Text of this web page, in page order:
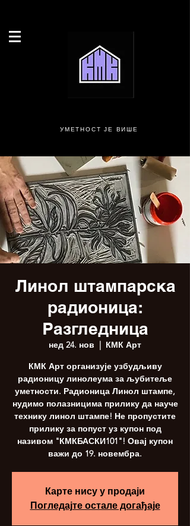
УМЕТНОСТ ЈЕ ВИШЕ
Линол штампарска
радионица:
Разгледница
нед 24. нов
  |
КМК Арт
КМК Арт организује узбудљиву
радионицу линолеума за љубитеље
уметности. Радионица Линол штампе,
нудимо полазницима прилику да науче
технику линол штампе! Не пропустите
прилику за попуст уз купон под
називом "КМКБАСКИ101"! Овај купон
важи до 19. новембра.
Карте нису у продаји
Погледајте остале догађаје